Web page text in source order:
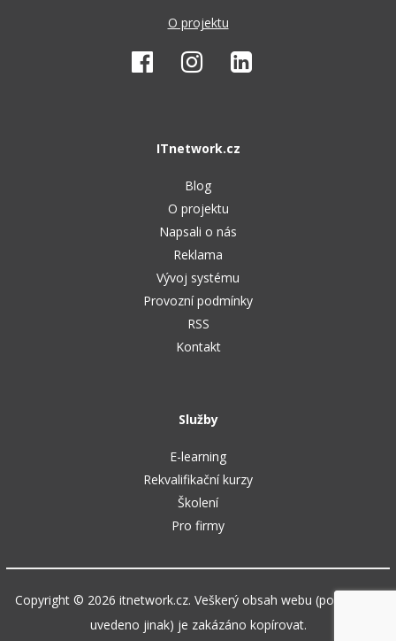
O projektu
ITnetwork.cz
Blog
O projektu
Napsali o nás
Reklama
Vývoj systému
Provozní podmínky
RSS
Kontakt
Služby
E-learning
Rekvalifikační kurzy
Školení
Pro firmy
Copyright © 2026 itnetwork.cz. Veškerý obsah webu (pokud není
uvedeno jinak) je zakázáno kopírovat.